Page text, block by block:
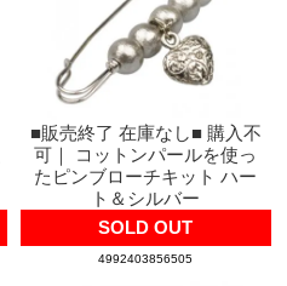
■販売終了 在庫なし■ 購入不
可｜ コットンパールを使っ
たピンブローチキット ハー
ト＆シルバー
SOLD OUT
4992403856505